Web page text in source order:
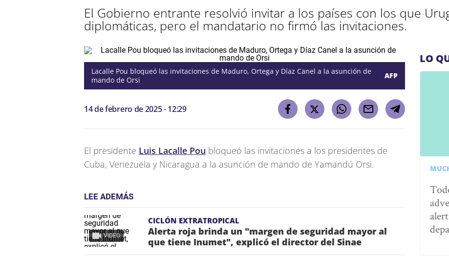
El Gobierno entrante resolvió invitar a los países con los que
diplomáticas, pero el mandatario no firmó las invitaciones.
Lacalle Pou bloqueó las invitaciones de Maduro, Ortega y Díaz Canel a la asunción de
mando de Orsi
AFP
14 de febrero de 2025 - 12:29
El presidente Luis Lacalle Pou bloqueó las invitaciones a los presidentes de
Cuba, Venezuela y Nicaragua a la asunción de mando de Yamandú Orsi.
LEE ADEMÁS
VIDEO
CICLÓN EXTRATROPICAL
Alerta roja brinda un "margen de seguridad mayor al
que tiene Inumet", explicó el director del Sinae
LO